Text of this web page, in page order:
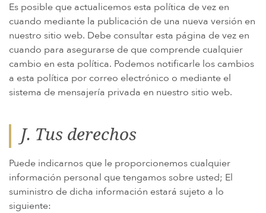
Es posible que actualicemos esta política de vez en
cuando mediante la publicación de una nueva versión en
nuestro sitio web. Debe consultar esta página de vez en
cuando para asegurarse de que comprende cualquier
cambio en esta política. Podemos notificarle los cambios
a esta política por correo electrónico o mediante el
sistema de mensajería privada en nuestro sitio web.
J. Tus derechos
Puede indicarnos que le proporcionemos cualquier
información personal que tengamos sobre usted; El
suministro de dicha información estará sujeto a lo
siguiente: